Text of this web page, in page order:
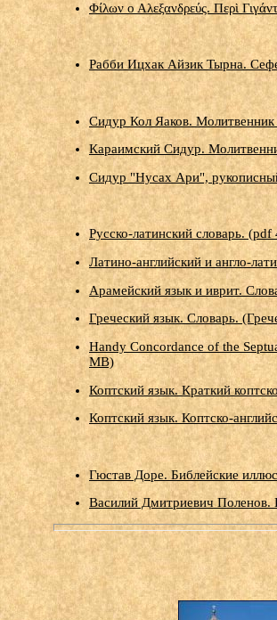
Φίλων ο Αλεξανδρεύς. Περὶ
Рабби Ицхак Айзик Тырна.
Сидур Кол Яаков. Молитвенник
Караимский Сидур.
Сидур "Нусах Ари",
Русско-латинский словарь.
Латино-английский и англо-
Арамейский язык и иврит.
Греческий язык. Словарь.
Handy Concordance of the
MB)
Коптский язык. Краткий
Коптский язык. Коптско-
Гюстав Доре. Библейские
Василий Дмитриевич Поленов.